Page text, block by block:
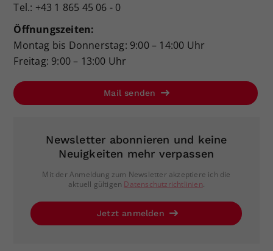
Tel.: +43 1 865 45 06 - 0
Öffnungszeiten:
Montag bis Donnerstag: 9:00 – 14:00 Uhr
Freitag: 9:00 – 13:00 Uhr
Mail senden
Newsletter abonnieren und keine
Neuigkeiten mehr verpassen
Mit der Anmeldung zum Newsletter akzeptiere ich die
aktuell gültigen Datenschutzrichtlinien.
Jetzt anmelden